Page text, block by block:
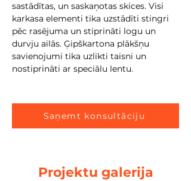
sastādītas, un saskaņotas skices. Visi
karkasa elementi tika uzstādīti stingri
pēc rasējuma un stiprināti logu un
durvju ailās. Ģipškartona plākšņu
savienojumi tika uzlikti taisni un
nostiprināti ar speciālu lentu.
Saņemt konsultāciju
Projektu galerija